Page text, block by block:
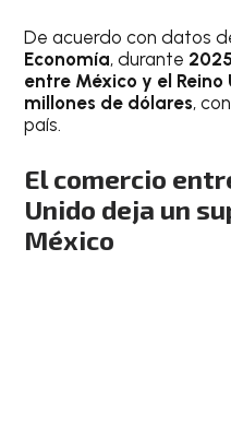
De acuerdo con datos
Economía, durante 2025
entre México y el Reino
millones de dólares,
país.
El comercio
Unido deja un
México